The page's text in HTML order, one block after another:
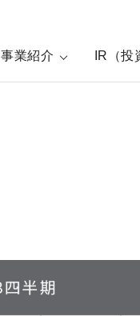
事業紹介 IR（投